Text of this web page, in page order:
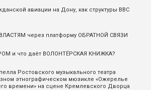
авиации на Дону, как структуры ВВС
через платформу ОБРАТНОЙ СВЯЗИ
и что даёт ВОЛОНТЁРСКАЯ КНИЖКА?
Ростовского музыкального театра
этнографическом мюзикле «Ожерелье
времени» на сцене Кремлевского Дворца